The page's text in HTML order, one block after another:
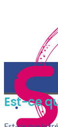
Est-ce